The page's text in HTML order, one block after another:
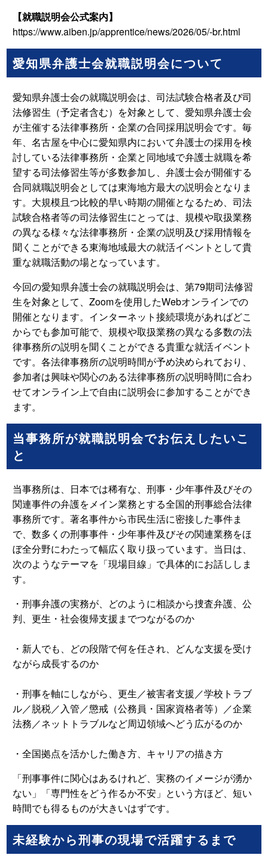
【就職説明会公式案内】
https://www.aiben.jp/apprentice/news/2026/05/-br.html
愛知県弁護士会就職説明会について
愛知県弁護士会の就職説明会は、司法試験合格者及び司
法修習生（予定者含む）を対象として、愛知県弁護士会
が主催する法律事務所・企業の合同採用説明会です。毎
年、名古屋を中心に愛知県内において弁護士の採用を検
討している法律事務所・企業と同地域で弁護士就職を希
望する司法修習生等が多数参加し、弁護士会が開催する
合同就職説明会としては東海地方最大の説明会となりま
す。大規模且つ比較的早い時期の開催となるため、司法
試験合格者等の司法修習生にとっては、規模や取扱業務
の異なる様々な法律事務所・企業の説明及び採用情報を
聞くことができる東海地域最大の就活イベントとして貴
重な就職活動の場となっています。
今回の愛知県弁護士会の就職説明会は、第79期司法修習
生を対象として、Zoomを使用したWebオンラインでの
開催となります。インターネット接続環境があればどこ
からでも参加可能で、規模や取扱業務の異なる多数の法
律事務所の説明を聞くことができる貴重な就活イベント
です。各法律事務所の説明時間が予め決められており、
参加者は興味や関心のある法律事務所の説明時間に合わ
せてオンライン上で自由に説明会に参加することができ
ます。
当事務所が就職説明会でお伝えしたいこ
と
当事務所は、日本では稀有な、刑事・少年事件及びその
関連事件の弁護をメイン業務とする全国的刑事総合法律
事務所です。著名事件から市民生活に密接した事件ま
で、数多くの刑事事件・少年事件及びその関連業務をほ
ぼ全分野にわたって幅広く取り扱っています。当日は、
次のようなテーマを「現場目線」で具体的にお話ししま
す。
・刑事弁護の実務が、どのように相談から捜査弁護、公
判、更生・社会復帰支援までつながるのか
・新人でも、どの段階で何を任され、どんな支援を受け
ながら成長するのか
・刑事を軸にしながら、更生／被害者支援／学校トラブ
ル／脱税／入管／懲戒（公務員・国家資格者等）／企業
法務／ネットトラブルなど周辺領域へどう広がるのか
・全国拠点を活かした働き方、キャリアの描き方
「刑事事件に関心はあるけれど、実務のイメージが湧か
ない」「専門性をどう作るか不安」という方ほど、短い
時間でも得るものが大きいはずです。
未経験から刑事の現場で活躍するまで